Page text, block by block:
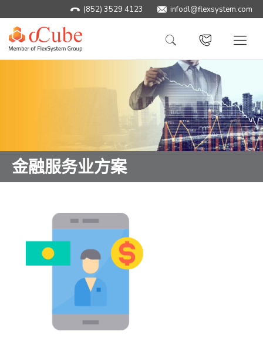
(852) 3529 4123 infodl@flexsystem.com
金融服务业方案